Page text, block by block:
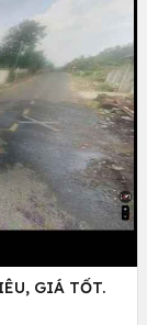
GIÁ TỐT.